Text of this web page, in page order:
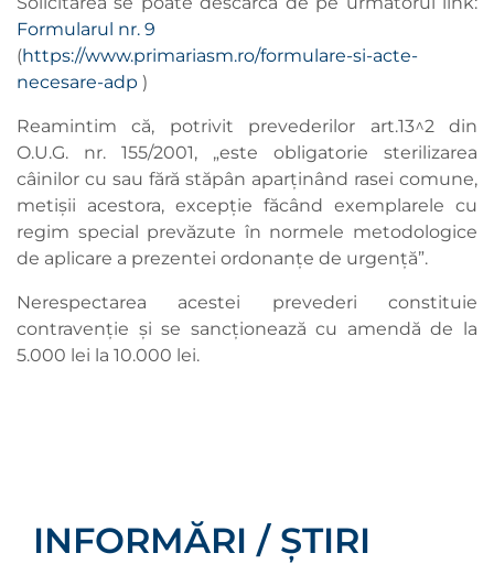
Formularul nr. 9
(https://www.primariasm.ro/formulare-si-acte-
necesare-adp )
Reamintim că, potrivit prevederilor art.13^2 din
O.U.G. nr. 155/2001, „este obligatorie sterilizarea
câinilor cu sau fără stăpân aparținând rasei comune,
metișii acestora, excepție făcând exemplarele cu
regim special prevăzute în normele metodologice
de aplicare a prezentei ordonanțe de urgență”.
Nerespectarea acestei prevederi constituie
contravenție și se sancționează cu amendă de la
5.000 lei la 10.000 lei.
INFORMĂRI / ȘTIRI